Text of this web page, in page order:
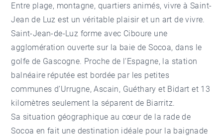
Entre plage, montagne, quartiers animés, vivre à Saint-
Jean de Luz est un véritable plaisir et un art de vivre.
Saint-Jean-de-Luz forme avec Ciboure une
agglomération ouverte sur la baie de Socoa, dans le
golfe de Gascogne. Proche de l’Espagne, la station
balnéaire réputée est bordée par les petites
communes d’Urrugne, Ascain, Guéthary et Bidart et 13
kilomètres seulement la séparent de Biarritz.
Sa situation géographique au cœur de la rade de
Socoa en fait une destination idéale pour la baignade